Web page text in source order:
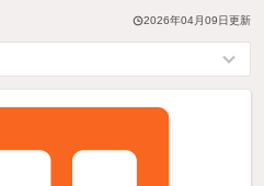
2026年04月09日更新